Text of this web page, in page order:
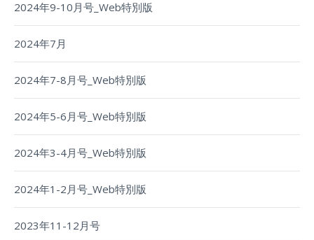
2024年9-10月号_Web特別版
2024年7月
2024年7-8月号_Web特別版
2024年5-6月号_Web特別版
2024年3-4月号_Web特別版
2024年1-2月号_Web特別版
2023年11-12月号